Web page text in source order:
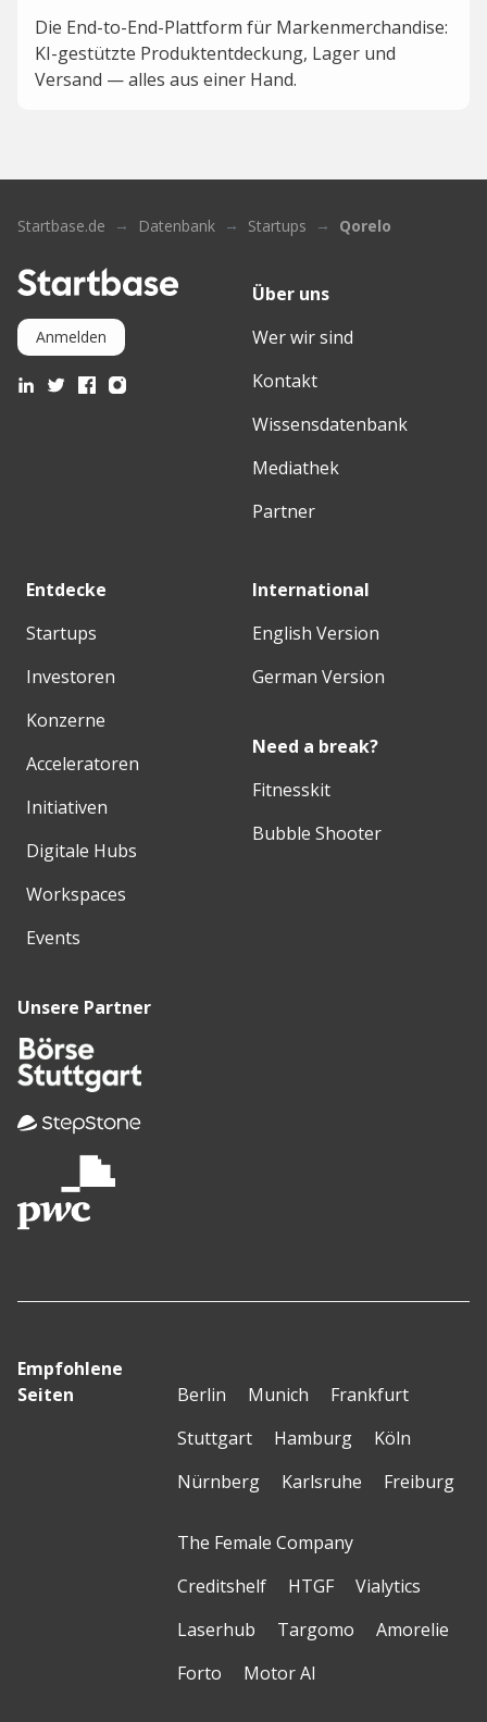
Die End-to-End-Plattform für Markenmerchandise:
KI-gestützte Produktentdeckung, Lager und
Versand — alles aus einer Hand.
Startbase.de Datenbank Startups Qorelo
Anmelden
Über uns
Wer wir sind
Kontakt
Wissensdatenbank
Mediathek
Partner
Entdecke
Startups
Investoren
Konzerne
Acceleratoren
Initiativen
Digitale Hubs
Workspaces
Events
International
English Version
German Version
Need a break?
Fitnesskit
Bubble Shooter
Unsere Partner
Empfohlene
Seiten
Berlin Munich
Frankfurt
Stuttgart
Hamburg
Köln
Nürnberg
Karlsruhe Freiburg
The Female Company
Creditshelf
HTGF
Vialytics
Laserhub
Targomo
Amorelie
Forto
Motor AI